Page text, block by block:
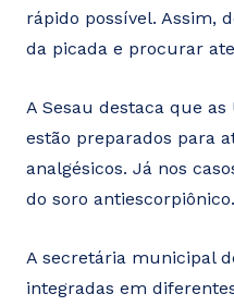
rápido possível. Assim,
da picada e procurar
A Sesau destaca que as
estão preparados para
analgésicos. Já nos
do soro
A secretária municipal
integradas em